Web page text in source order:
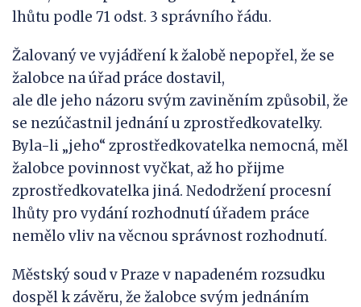
lhůtu podle 71 odst. 3 správního řádu.
Žalovaný ve vyjádření k žalobě nepopřel, že se
žalobce na úřad práce dostavil,
ale dle jeho názoru svým zaviněním způsobil, že
se nezúčastnil jednání u zprostředkovatelky.
Byla-li „jeho“ zprostředkovatelka nemocná, měl
žalobce povinnost vyčkat, až ho přijme
zprostředkovatelka jiná. Nedodržení procesní
lhůty pro vydání rozhodnutí úřadem práce
nemělo vliv na věcnou správnost rozhodnutí.
Městský soud v Praze v napadeném rozsudku
dospěl k závěru, že žalobce svým jednáním